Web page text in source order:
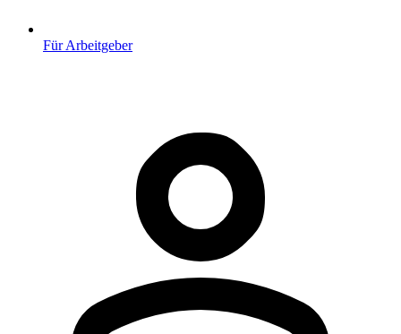
Für Arbeitgeber